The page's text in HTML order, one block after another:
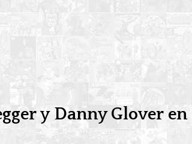
y Danny Glover en